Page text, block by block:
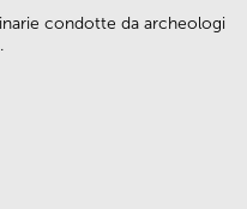
condotte da archeologi